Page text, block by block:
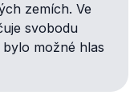
zemích. Ve
svobodu
možné hlas